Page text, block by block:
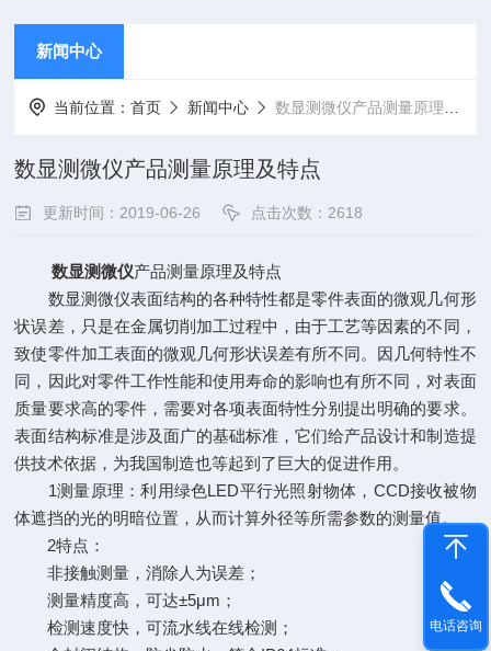
新闻中心
当前位置：首页 新闻中心 数显测微仪产品测量原理及特点
数显测微仪产品测量原理及特点
更新时间：2019-06-26 点击次数：2618
数显测微仪产品测量原理及特点
数显测微仪表面结构的各种特性都是零件表面的微观几何形
状误差，只是在金属切削加工过程中，由于工艺等因素的不同，
致使零件加工表面的微观几何形状误差有所不同。因几何特性不
同，因此对零件工作性能和使用寿命的影响也有所不同，对表面
质量要求高的零件，需要对各项表面特性分别提出明确的要求。
表面结构标准是涉及面广的基础标准，它们给产品设计和制造提
供技术依据，为我国制造也等起到了巨大的促进作用。
1测量原理：利用绿色LED平行光照射物体，CCD接收被物
体遮挡的光的明暗位置，从而计算外径等所需参数的测量值。
2特点：
非接触测量，消除人为误差；
测量精度高，可达±5μm；
检测速度快，可流水线在线检测；
电话咨询